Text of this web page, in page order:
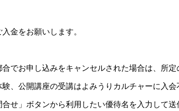
金をお願いします。
お申し込みをキャンセルされた場合は、所定
、公開講座の受講はよみうりカルチャーに入会
せ」ボタンから利用したい優待名を入力して送